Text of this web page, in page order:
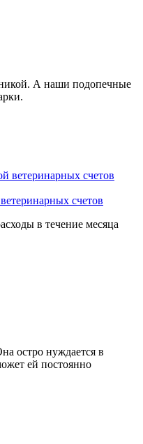
А наши подопечные
счетов
в течение месяца
остро нуждается в
ей постоянно